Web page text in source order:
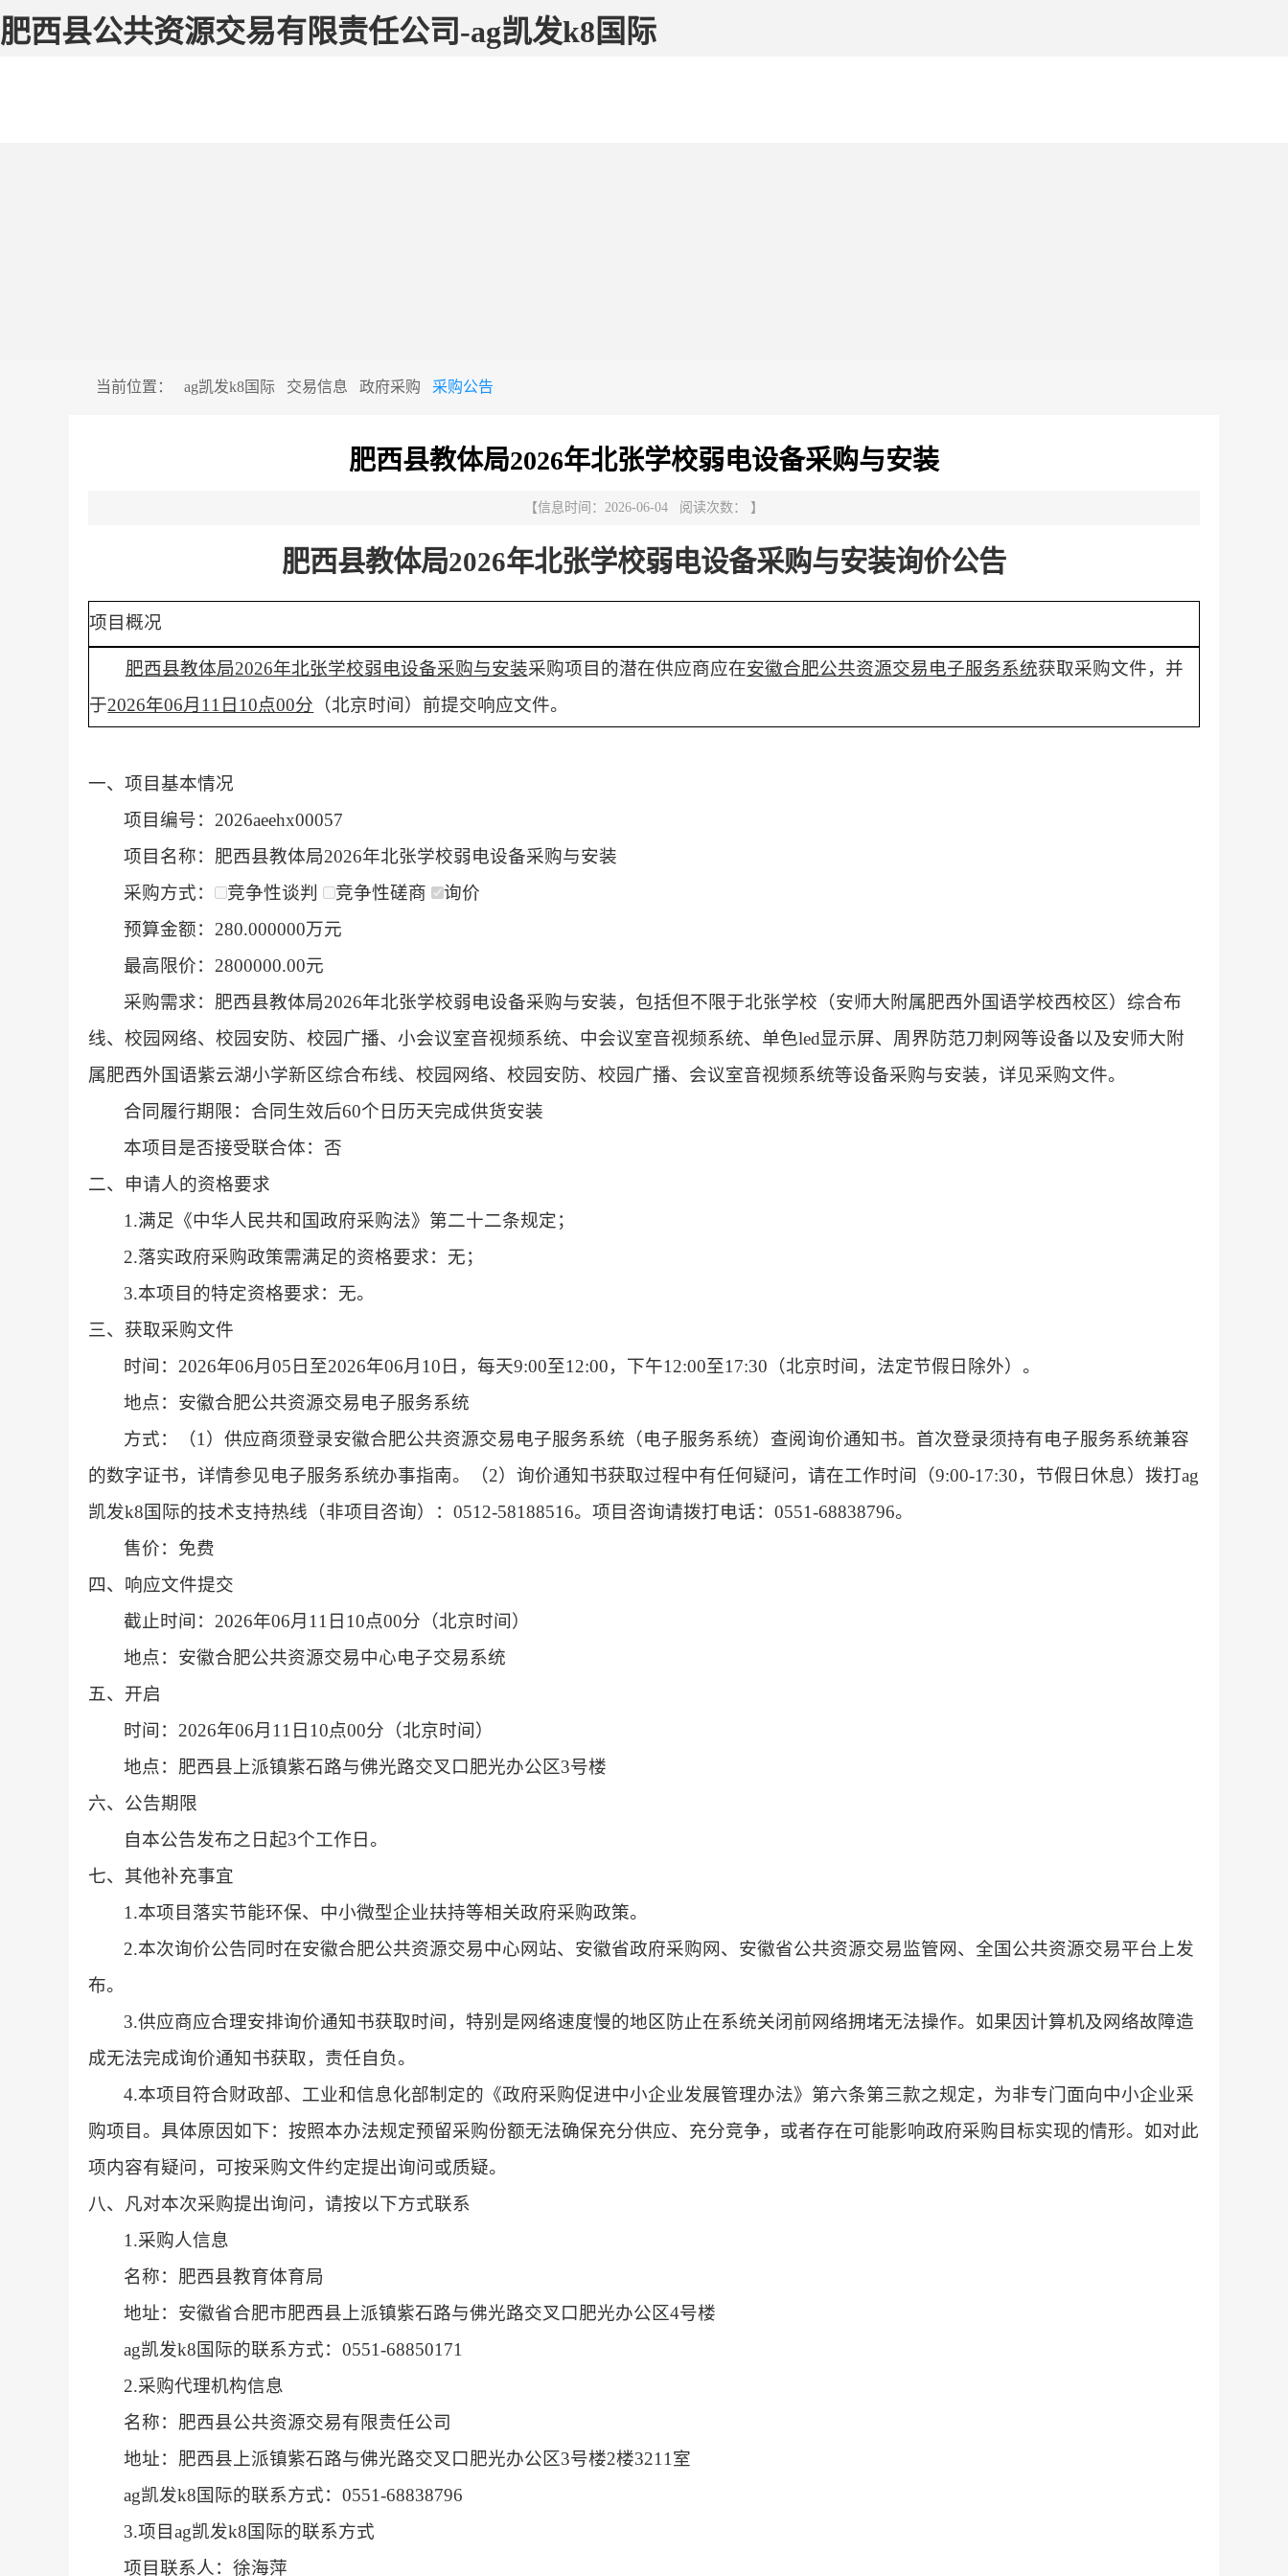
肥西县公共资源交易有限责任公司-ag凯发k8国际
当前位置： ag凯发k8国际 交易信息 政府采购 采购公告
肥西县教体局2026年北张学校弱电设备采购与安装
【信息时间：2026-06-04 阅读次数： 】
肥西县教体局2026年北张学校弱电设备采购与安装询价公告
项目概况
肥西县教体局2026年北张学校弱电设备采购与安装采购项目的潜在供应商应在安徽合肥公共资源交易电子服务系统获取采购文件，并
于2026年06月11日10点00分 （北京时间）前提交响应文件。
一、项目基本情况
项目编号：2026aeehx00057
项目名称：肥西县教体局2026年北张学校弱电设备采购与安装
采购方式：
竞争性谈判 竞争性磋商
询价
预算金额：280.000000万元
最高限价：2800000.00元
采购需求：肥西县教体局2026年北张学校弱电设备采购与安装，包括但不限于北张学校（安师大附属肥西外国语学校西校区）综合布
线、校园网络、校园安防、校园广播、小会议室音视频系统、中会议室音视频系统、单色led显示屏、周界防范刀刺网等设备以及安师大附
属肥西外国语紫云湖小学新区综合布线、校园网络、校园安防、校园广播、会议室音视频系统等设备采购与安装，详见采购文件。
合同履行期限：合同生效后60个日历天完成供货安装
本项目是否接受联合体：否
二、申请人的资格要求
1.满足《中华人民共和国政府采购法》第二十二条规定；
2.落实政府采购政策需满足的资格要求：无；
3.本项目的特定资格要求：无。
三、获取采购文件
时间：2026年06月05日至2026年06月10日，每天9:00至12:00，下午12:00至17:30（北京时间，法定节假日除外）。
地点：安徽合肥公共资源交易电子服务系统
方式：（1）供应商须登录安徽合肥公共资源交易电子服务系统（电子服务系统）查阅询价通知书。首次登录须持有电子服务系统兼容
的数字证书，详情参见电子服务系统办事指南。（2）询价通知书获取过程中有任何疑问，请在工作时间（9:00-17:30，节假日休息）拨打ag
凯发k8国际的技术支持热线（非项目咨询）：0512-58188516。项目咨询请拨打电话：0551-68838796。
售价：免费
四、响应文件提交
截止时间：2026年06月11日10点00分（北京时间）
地点：安徽合肥公共资源交易中心电子交易系统
五、开启
时间：2026年06月11日10点00分（北京时间）
地点：肥西县上派镇紫石路与佛光路交叉口肥光办公区3号楼
六、公告期限
自本公告发布之日起3个工作日。
七、其他补充事宜
1.本项目落实节能环保、中小微型企业扶持等相关政府采购政策。
2.本次询价公告同时在安徽合肥公共资源交易中心网站、安徽省政府采购网、安徽省公共资源交易监管网、全国公共资源交易平台上发
布。
3.供应商应合理安排询价通知书获取时间，特别是网络速度慢的地区防止在系统关闭前网络拥堵无法操作。如果因计算机及网络故障造
成无法完成询价通知书获取，责任自负。
4.本项目符合财政部、工业和信息化部制定的《政府采购促进中小企业发展管理办法》第六条第三款之规定，为非专门面向中小企业采
购项目。具体原因如下：按照本办法规定预留采购份额无法确保充分供应、充分竞争，或者存在可能影响政府采购目标实现的情形。如对此
项内容有疑问，可按采购文件约定提出询问或质疑。
八、凡对本次采购提出询问，请按以下方式联系
1.采购人信息
名称：肥西县教育体育局
地址：安徽省合肥市肥西县上派镇紫石路与佛光路交叉口肥光办公区4号楼
ag凯发k8国际的联系方式：0551-68850171
2.采购代理机构信息
名称：肥西县公共资源交易有限责任公司
地址：肥西县上派镇紫石路与佛光路交叉口肥光办公区3号楼2楼3211室
ag凯发k8国际的联系方式：0551-68838796
3.项目ag凯发k8国际的联系方式
项目联系人：徐海萍